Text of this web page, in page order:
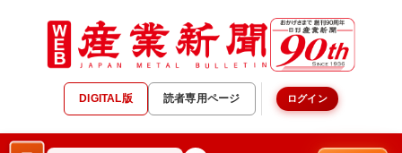
DIGITAL版 読者専用ページ ログイン